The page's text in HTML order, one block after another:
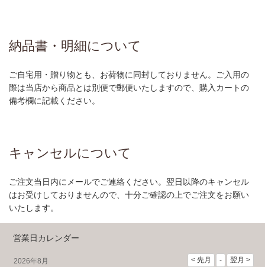
納品書・明細について
ご自宅用・贈り物とも、お荷物に同封しておりません。ご入用の
際は当店から商品とは別便で郵便いたしますので、購入カートの
備考欄に記載ください。
キャンセルについて
ご注文当日内にメールでご連絡ください。翌日以降のキャンセル
はお受けしておりませんので、十分ご確認の上でご注文をお願い
いたします。
営業日カレンダー
2026年8月